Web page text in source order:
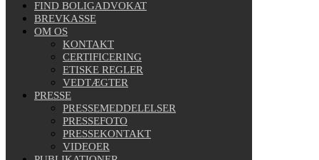
FIND BOLIGADVOKAT
BREVKASSE
OM OS
KONTAKT
CERTIFICERING
ETISKE REGLER
VEDTÆGTER
PRESSE
PRESSEMEDDELELSER
PRESSEFOTO
PRESSEKONTAKT
VIDEOER